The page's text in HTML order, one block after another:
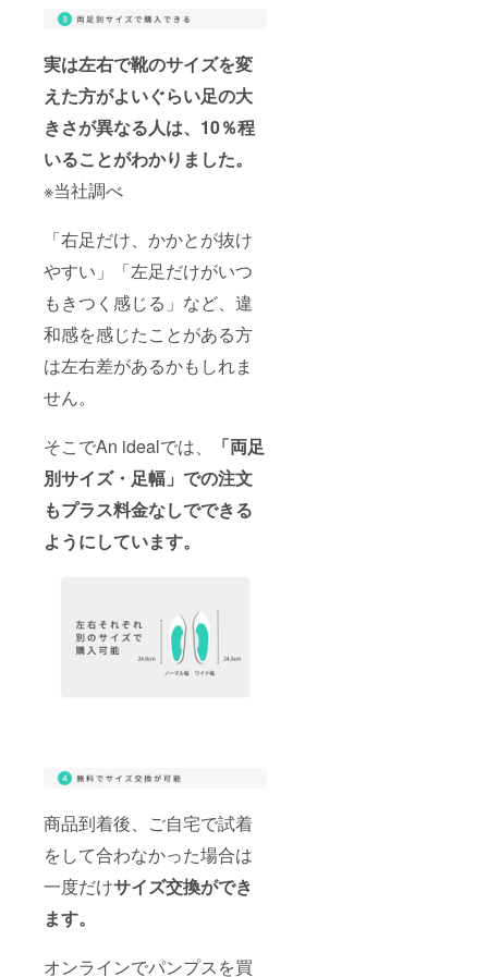
実は左右で靴のサイズを変
えた方がよいぐらい足の大
きさが異なる人は、10％程
いることがわかりました。
※当社調べ
「右足だけ、かかとが抜け
やすい」「左足だけがいつ
もきつく感じる」など、違
和感を感じたことがある方
は左右差があるかもしれま
せん。
そこでAn idealでは、
「両足
別サイズ・足幅」での注文
もプラス料金なしでできる
ようにしています。
商品到着後、ご自宅で試着
をして合わなかった場合は
一度だけサイズ交換ができ
ます。
オンラインでパンプスを買